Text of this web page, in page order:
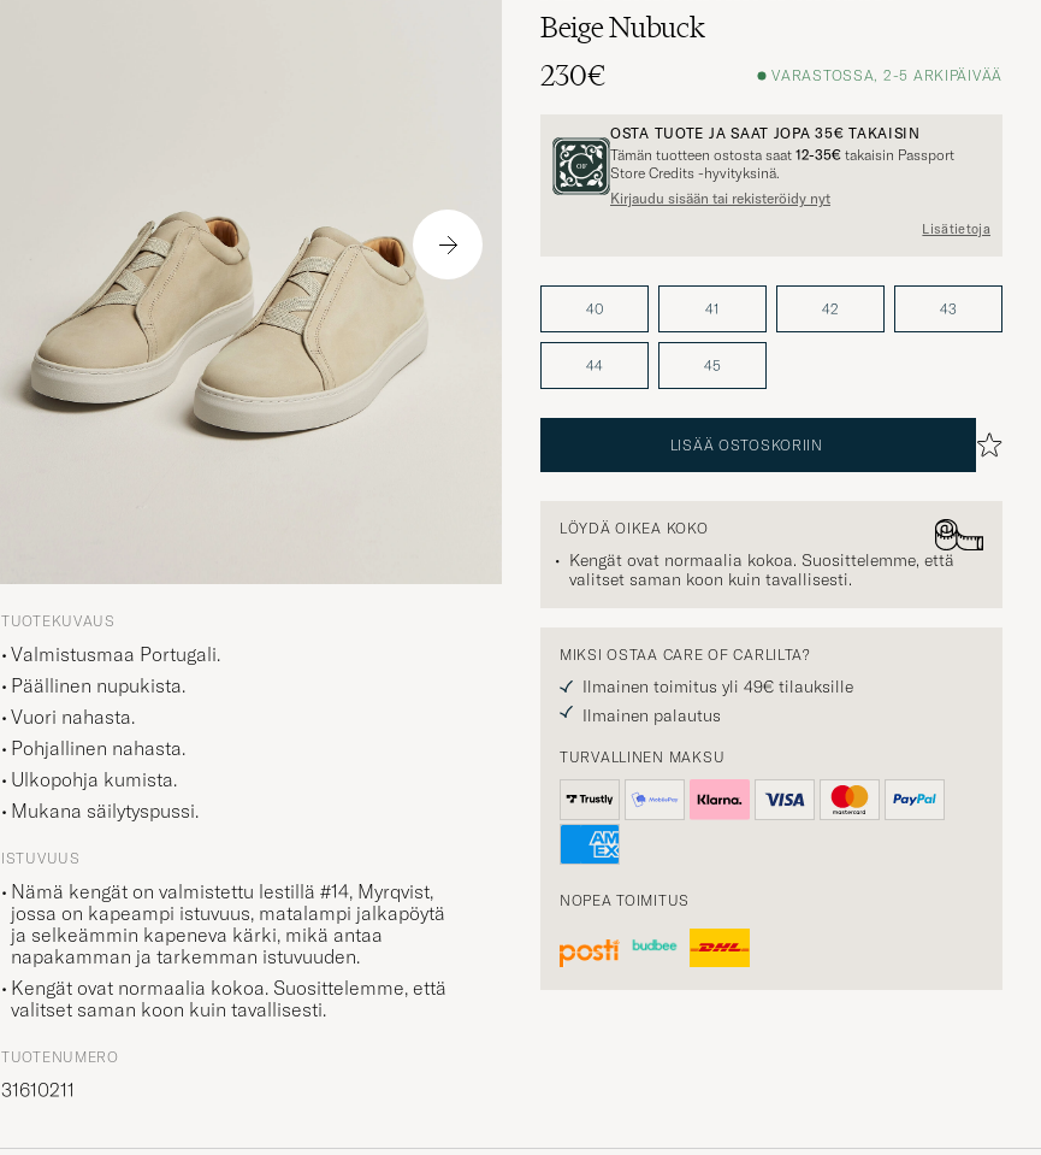
Beige Nubuck
230€
VARASTOSSA, 2-5 ARKIPÄIVÄÄ
OSTA TUOTE JA SAAT JOPA35€ TAKAISIN
Tämän tuotteen ostosta saat 12-35€ takaisin Passport
Store Credits -hyvityksinä.
Kirjaudu sisään tai rekisteröidy nyt
Lisätietoja
40 41 42 43
44 45
LISÄÄ OSTOSKORIIN
LÖYDÄ OIKEA KOKO
Kengät ovat normaalia kokoa. Suosittelemme, että
valitset saman koon kuin tavallisesti.
MIKSI OSTAA CARE OF CARLILTA?
Ilmainen toimitus yli 49€ tilauksille
Ilmainen palautus
TURVALLINEN MAKSU
NOPEA TOIMITUS
TUOTEKUVAUS
Valmistusmaa Portugali.
Päällinen nupukista.
Vuori nahasta.
Pohjallinen nahasta.
Ulkopohja kumista.
Mukana säilytyspussi.
ISTUVUUS
Nämä kengät on valmistettu lestillä #14, Myrqvist,
jossa on kapeampi istuvuus, matalampi jalkapöytä
ja selkeämmin kapeneva kärki, mikä antaa
napakamman ja tarkemman istuvuuden.
Kengät ovat normaalia kokoa. Suosittelemme, että
valitset saman koon kuin tavallisesti.
TUOTENUMERO
31610211